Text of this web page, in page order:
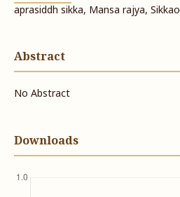
aprasiddh sikka, Mansa rajya, Sikkao
Abstract
No Abstract
Downloads